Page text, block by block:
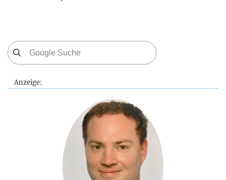
Anzeige: